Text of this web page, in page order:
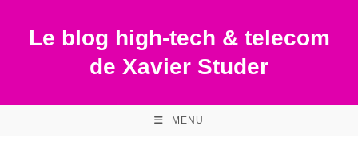
contentLe blog high-tech & telecom
de Xavier Studer
MENU